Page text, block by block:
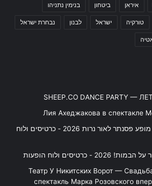
איראן ביטחון בנימין נתניהו
טורקיה ישראל לבנון נבחרת ישראל
SHEEP.CO DANCE PARTY —
Лия Ахеджакова в спектакле
משופן ועד AC/DC - מופע פסנתר לאור נרות 2026 - כרטיסים ולוח
כרטיסים ולוח הופעות
"Театр У Никитских Ворот —
спектакль Марка Розовского